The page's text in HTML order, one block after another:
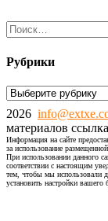
Найти:
Рубрики
Рубрики
2026
материалов
Информация на сайте
за использование
При использовании данного
соответствии с настоящим
тем, чтобы мы использовали
установить настройки вашего